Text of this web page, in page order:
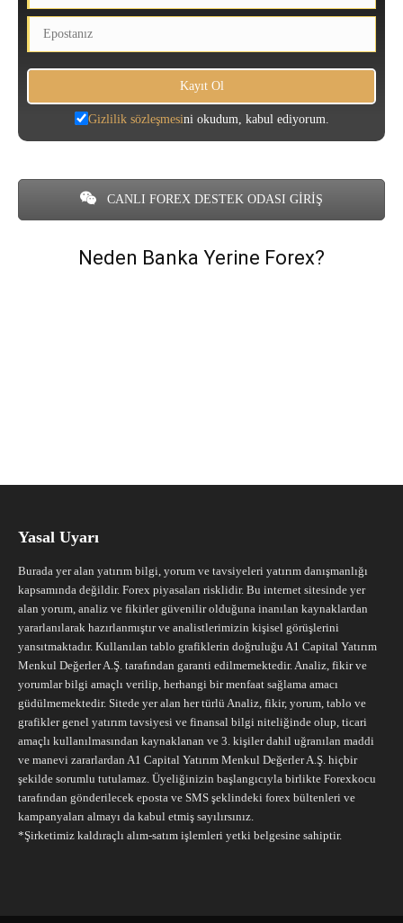
Gizlilik sözleşmesini okudum, kabul ediyorum.
CANLI FOREX DESTEK ODASI GİRİŞ
Neden Banka Yerine Forex?
Yasal Uyarı
Burada yer alan yatırım bilgi, yorum ve tavsiyeleri yatırım danışmanlığı
kapsamında değildir. Forex piyasaları risklidir. Bu internet sitesinde yer
alan yorum, analiz ve fikirler güvenilir olduğuna inanılan kaynaklardan
yararlanılarak hazırlanmıştır ve analistlerimizin kişisel görüşlerini
yansıtmaktadır. Kullanılan tablo grafiklerin doğruluğu A1 Capital Yatırım
Menkul Değerler A.Ş. tarafından garanti edilmemektedir. Analiz, fikir ve
yorumlar bilgi amaçlı verilip, herhangi bir menfaat sağlama amacı
güdülmemektedir. Sitede yer alan her türlü Analiz, fikir, yorum, tablo ve
grafikler genel yatırım tavsiyesi ve finansal bilgi niteliğinde olup, ticari
amaçlı kullanılmasından kaynaklanan ve 3. kişiler dahil uğranılan maddi
ve manevi zararlardan A1 Capital Yatırım Menkul Değerler A.Ş. hiçbir
şekilde sorumlu tutulamaz. Üyeliğinizin başlangıcıyla birlikte Forexkocu
tarafından gönderilecek eposta ve SMS şeklindeki forex bültenleri ve
kampanyaları almayı da kabul etmiş sayılırsınız.
*Şirketimiz kaldıraçlı alım-satım işlemleri yetki belgesine sahiptir.